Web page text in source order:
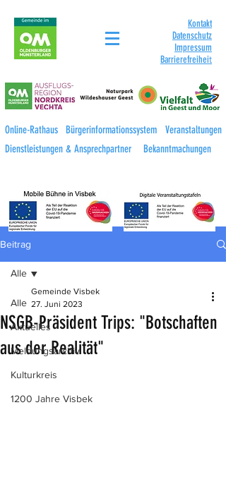
Kontakt
Datenschutz
Impressum
Barrierefreiheit
Online-Rathaus Bürgerinformationssystem
Veranstaltungen
Dienstleistungen & Ansprechpartner
Bekanntmachungen
Beitrag
Alle
Aktuelles
Meldungsarchiv
Kulturkreis
1200 Jahre Visbek
Alle
NSGB-Präsident Trips: "Botschaften
aus der Realität"
Gemeinde Visbek
27. Juni 2023